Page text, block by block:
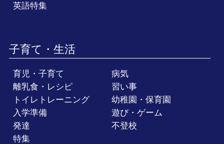
英語特集
子育て・生活
育児・子育て
病気
離乳食・レシピ
習い事
トイレトレーニング
幼稚園・保育園
入学準備
遊び・ゲーム
発達
不登校
特集